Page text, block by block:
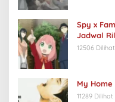
Spy x
Jadwal
12506 Dilihat
My
11289 Dilihat